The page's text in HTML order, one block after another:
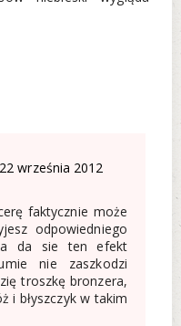
22 września 2012
faktycznie może
odpowiedniego
da sie ten efekt
nie zaszkodzi
troszkę bronzera,
i błyszczyk w takim